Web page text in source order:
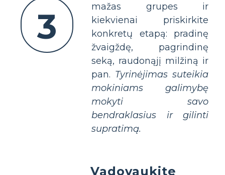
3
mažas grupes ir
kiekvienai priskirkite
konkretų etapą: pradinę
žvaigždę, pagrindinę
seką, raudonąjį milžiną ir
pan. Tyrinėjimas suteikia
mokiniams galimybę
mokyti savo
bendraklasius ir gilinti
supratimą.
Vadovaukite